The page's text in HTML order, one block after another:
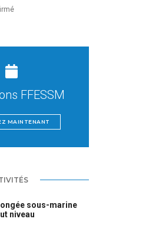
FFESSM
MAINTENANT
sous-marine
niveau